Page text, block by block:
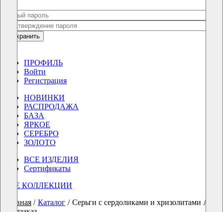
Сохранить
ПРОФИЛЬ
Войти
Регистрация
НОВИНКИ
РАСПРОДАЖА
БАЗА
ЯРКОЕ
СЕРЕБРО
ЗОЛОТО
ВСЕ ИЗДЕЛИЯ
Сертификаты
ВСЕ КОЛЛЕКЦИИ
Главная / Каталог / Серьги с сердоликами и хризолитами AI